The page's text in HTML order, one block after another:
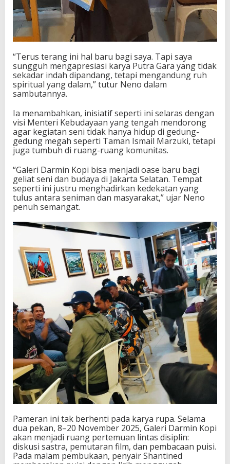
“Terus terang ini hal baru bagi saya. Tapi saya
sungguh mengapresiasi karya Putra Gara yang tidak
sekadar indah dipandang, tetapi mengandung ruh
spiritual yang dalam,” tutur Neno dalam
sambutannya.
Ia menambahkan, inisiatif seperti ini selaras dengan
visi Menteri Kebudayaan yang tengah mendorong
agar kegiatan seni tidak hanya hidup di gedung-
gedung megah seperti Taman Ismail Marzuki, tetapi
juga tumbuh di ruang-ruang komunitas.
“Galeri Darmin Kopi bisa menjadi oase baru bagi
geliat seni dan budaya di Jakarta Selatan. Tempat
seperti ini justru menghadirkan kedekatan yang
tulus antara seniman dan masyarakat,” ujar Neno
penuh semangat.
Pameran ini tak berhenti pada karya rupa. Selama
dua pekan, 8–20 November 2025, Galeri Darmin Kopi
akan menjadi ruang pertemuan lintas disiplin:
diskusi sastra, pemutaran film, dan pembacaan puisi.
Pada malam pembukaan, penyair Shantined